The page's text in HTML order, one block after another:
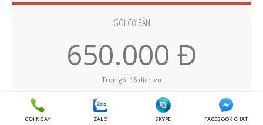
GÓI CƠ BẢN
650.000 Đ
Trọn gói 16 dịch vụ
GỌI NGAY ZALO SKYPE FACEBOOK CHAT